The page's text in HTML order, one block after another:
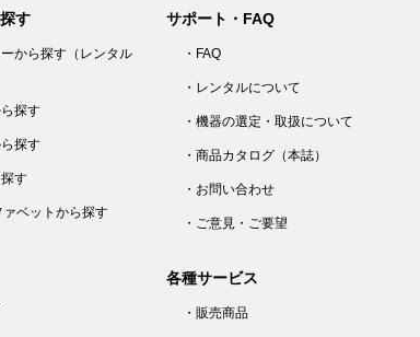
す
ーから探す（レンタル
探す
探す
す
ァベットから探す
サポート・FAQ
・FAQ
・レンタルについて
・機器の選定・取扱について
・商品カタログ（本誌）
・お問い合わせ
・ご意見・ご要望
各種サービス
・販売商品